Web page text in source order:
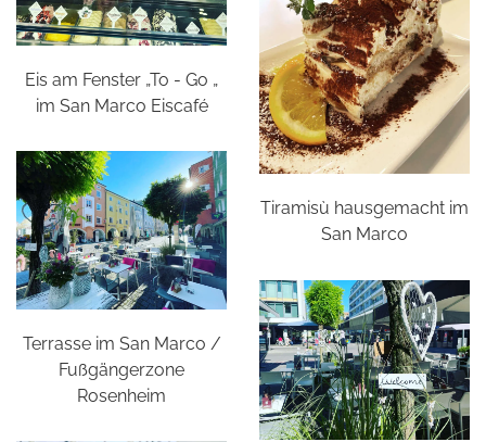
Eis am Fenster „To - Go „
im San Marco Eiscafé
Tiramisù hausgemacht im
San Marco
Terrasse im San Marco /
Fußgängerzone
Rosenheim